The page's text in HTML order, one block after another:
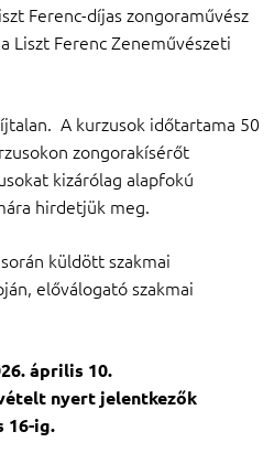
Ferenc-díjas zongoraművész
Liszt Ferenc Zeneművészeti
A kurzusok időtartama 50
zongorakísérőt
kizárólag alapfokú
hirdetjük meg.
küldött szakmai
előválogató szakmai
április 10.
nyert jelentkezők
16-ig.